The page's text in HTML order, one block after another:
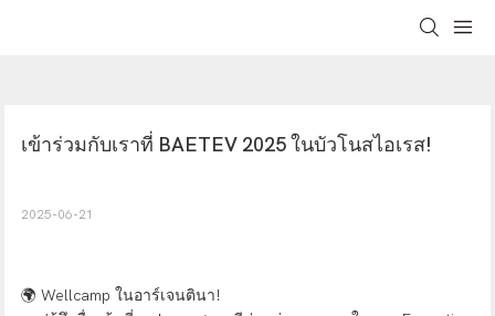
เข้าร่วมกับเราที่ BAETEV 2025 ในบัวโนสไอเรส!
2025-06-21
🌍 Wellcamp ในอาร์เจนตินา!